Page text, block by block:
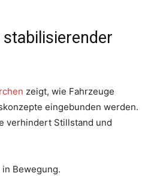
zeigt, wie Fahrzeuge
eingebunden werden.
verhindert Stillstand und
Bewegung.